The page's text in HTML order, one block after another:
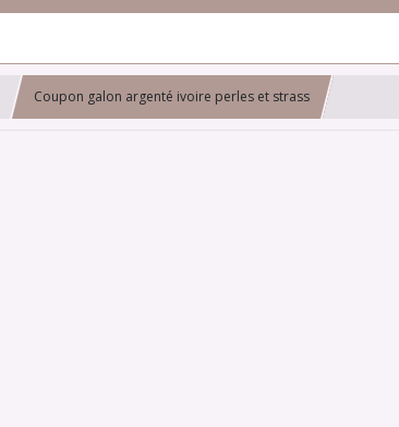
Coupon galon argenté ivoire perles et strass